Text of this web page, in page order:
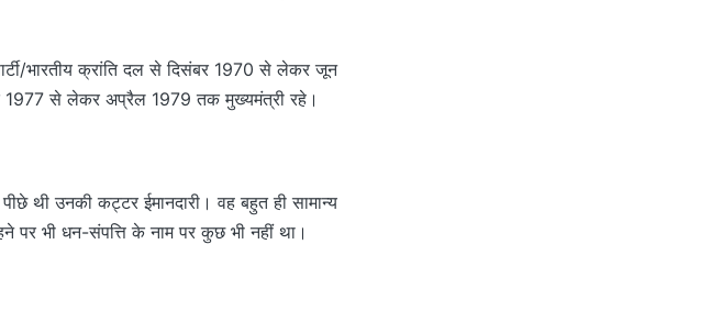
भारतीय क्रांति दल से दिसंबर 1970 से लेकर जून
1977 से लेकर अप्रैल 1979 तक मुख्यमंत्री रहे।
थी उनकी कट्टर ईमानदारी। वह बहुत ही सामान्य
पर भी धन-संपत्ति के नाम पर कुछ भी नहीं था।